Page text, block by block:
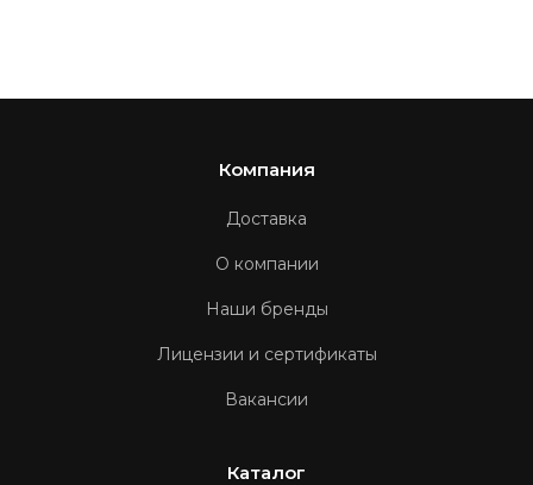
Компания
Доставка
О компании
Наши бренды
Лицензии и сертификаты
Вакансии
Каталог